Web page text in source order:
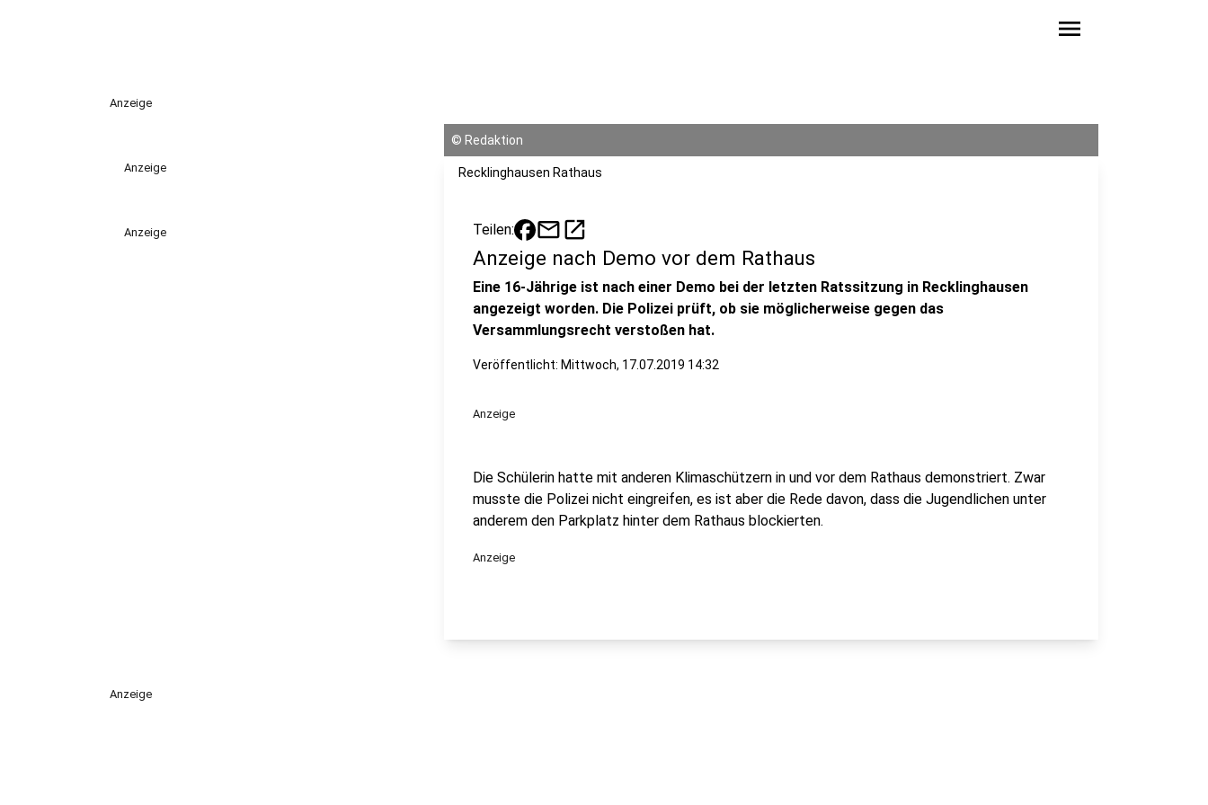
menu
Anzeige
Anzeige
Anzeige
© Redaktion
Recklinghausen Rathaus
Teilen: mailopen_in_new
Anzeige nach Demo vor dem Rathaus
Eine 16-Jährige ist nach einer Demo bei der letzten Ratssitzung in Recklinghausen
angezeigt worden. Die Polizei prüft, ob sie möglicherweise gegen das
Versammlungsrecht verstoßen hat.
Veröffentlicht: Mittwoch, 17.07.2019 14:32
Anzeige
Die Schülerin hatte mit anderen Klimaschützern in und vor dem Rathaus demonstriert. Zwar
musste die Polizei nicht eingreifen, es ist aber die Rede davon, dass die Jugendlichen unter
anderem den Parkplatz hinter dem Rathaus blockierten.
Anzeige
Anzeige